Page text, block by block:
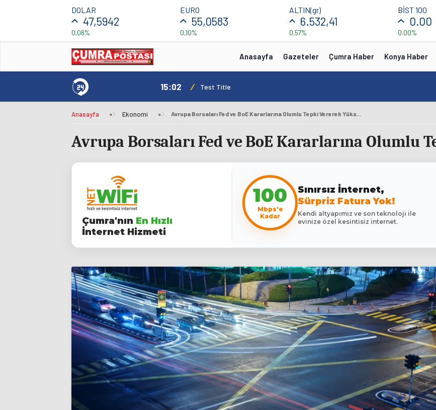
DOLAR
47,5942
0,06%
EURO
55,0583
0,10%
ALTIN(gr)
6.532,41
0,57%
BİST 100
0.00
0.00%
Anasayfa Gazeteler Çumra Haber Konya Haber
15:02 / Test Title
Anasayfa » Ekonomi » Avrupa Borsaları Fed ve BoE Kararlarına Olumlu Tepki Vererek Yükseldi
Avrupa Borsaları Fed ve BoE Kararlarına Olumlu
Çumra'nın En Hızlı
İnternet Hizmeti
100
Mbps'e
Kadar
Sınırsız İnternet,
Sürpriz Fatura Yok!
Kendi altyapımız ve son teknoloji ile
evinize özel kesintisiz internet.